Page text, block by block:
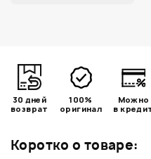
Коротко о товаре:
30 дней
возврат
100%
оригинал
Можно
в